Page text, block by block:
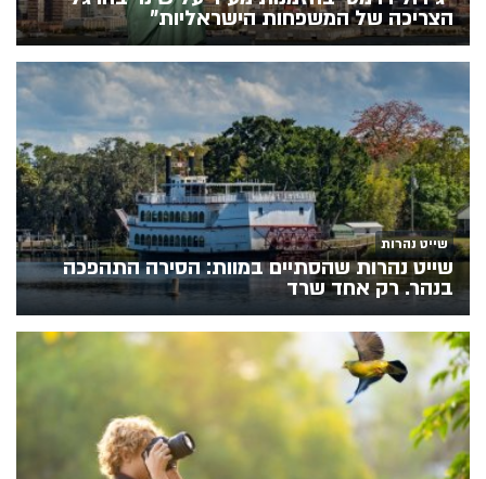
הצריכה של המשפחות הישראליות"
שייט נהרות
שייט נהרות שהסתיים במוות: הסירה התהפכה
בנהר. רק אחד שרד